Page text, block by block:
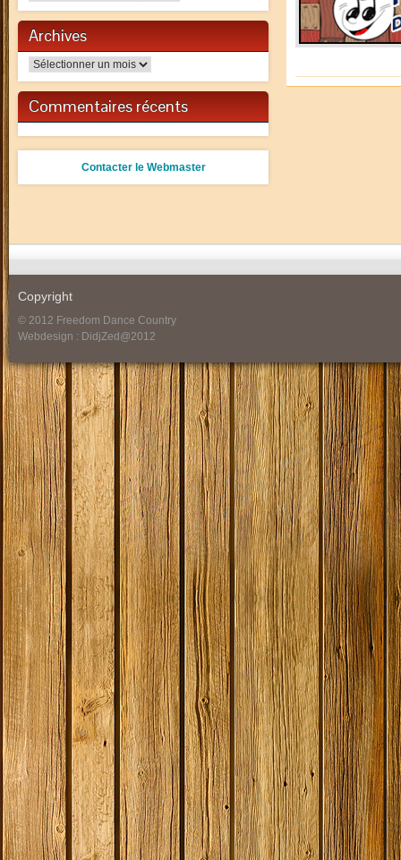
Archives
Archives
Commentaires récents
Contacter le Webmaster
Copyright
© 2012 Freedom Dance Country
Webdesign : DidjZed@2012